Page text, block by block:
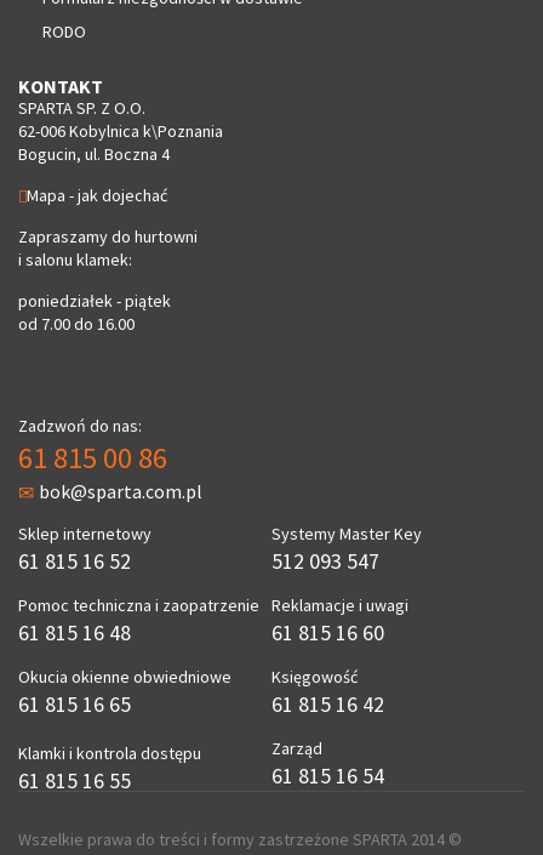
RODO
KONTAKT
SPARTA SP. Z O.O.
62-006 Kobylnica k\Poznania
Bogucin, ul. Boczna 4
Mapa - jak dojechać
Zapraszamy do hurtowni
i salonu klamek:
poniedziałek - piątek
od 7.00 do 16.00
Zadzwoń do nas:
61 815 00 86
bok@sparta.com.pl
Sklep internetowy
61 815 16 52
Pomoc techniczna i zaopatrzenie
61 815 16 48
Okucia okienne obwiedniowe
61 815 16 65
Klamki i kontrola dostępu
61 815 16 55
Systemy Master Key
512 093 547
Reklamacje i uwagi
61 815 16 60
Księgowość
61 815 16 42
Zarząd
61 815 16 54
Wszelkie prawa do treści i formy zastrzeżone SPARTA 2014 ©